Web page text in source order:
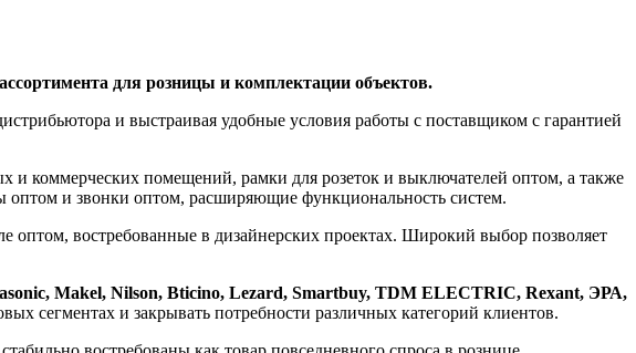
для розницы и комплектации объектов.
и выстраивая удобные условия работы с поставщиком с гарантией
коммерческих помещений, рамки для розеток и выключателей оптом, а также
оптом и звонки оптом, расширяющие функциональность систем.
оптом, востребованные в дизайнерских проектах. Широкий выбор позволяет
Makel, Nilson, Bticino, Lezard, Smartbuy, TDM ELECTRIC, Rexant, ЭРА,
сегментах и закрывать потребности различных категорий клиентов.